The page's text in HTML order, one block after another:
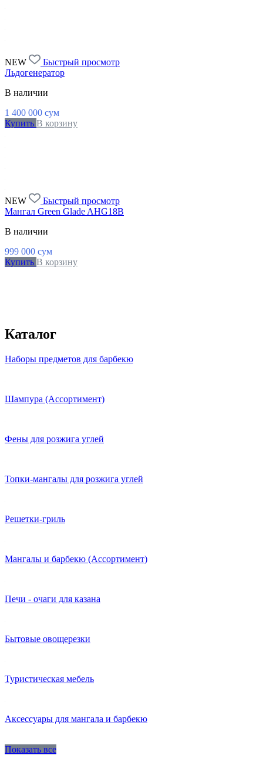
NEW
Быстрый просмотр
Льдогенератор
В наличии
1 400 000 сум
Купить В корзину
NEW
Быстрый просмотр
Мангал Green Glade AHG18B
В наличии
999 000 сум
Купить В корзину
Каталог
Наборы предметов для барбекю
Шампура (Ассортимент)
Фены для розжига углей
Топки-мангалы для розжига углей
Решетки-гриль
Мангалы и барбекю (Ассортимент)
Печи - очаги для казана
Бытовые овощерезки
Туристическая мебель
Аксессуары для мангала и барбекю
Показать все